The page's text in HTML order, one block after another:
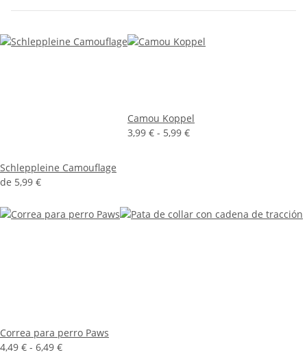
Schleppleine Camouflage
de 5,99 €
Camou Koppel
3,99 € - 5,99 €
Correa para perro Paws
4,49 € - 6,49 €